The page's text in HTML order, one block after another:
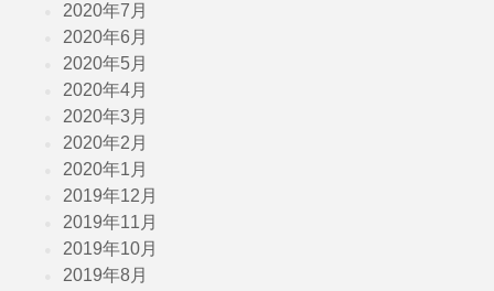
2020年7月
2020年6月
2020年5月
2020年4月
2020年3月
2020年2月
2020年1月
2019年12月
2019年11月
2019年10月
2019年8月